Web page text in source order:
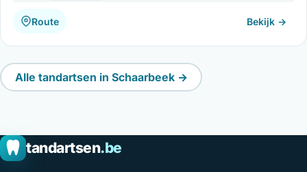
Route Bekijk →
Alle tandartsen in Schaarbeek →
tandartsen.be